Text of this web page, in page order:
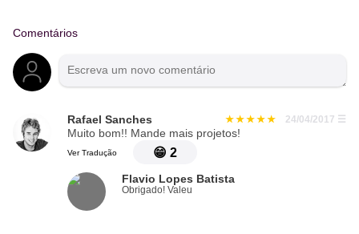
Comentários
Rafael Sanches 24/04/2017 ☰
Muito bom!! Mande mais projetos!
Ver Tradução 😁 2
Flavio Lopes Batista
Obrigado! Valeu